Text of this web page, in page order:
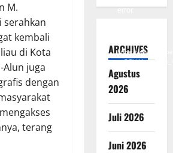
M.
serahkan
kembali
di Kota
Alun juga
dengan
terang
error.
https://
ARCHIVES
Agustus
2026
Juli 2026
Juni 2026